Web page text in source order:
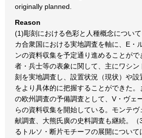
originally planned.
Reason
(1)彫刻における色彩と人種概念につい
カ合衆国における実地調査を軸に、E・
ンの資料収集を予定通り進めることがで
者・兵士等の表象に関して、主にワシ
刻を実地調査し、設置状況（現状）や設
をより具体的に把握することができた。
の欧州調査の予備調査として、V・ヴェ
らの資料収集を開始している。モンテヴ
献調査、大熊氏廣の史料調査も継続。（
るトルソ・断片モチーフの展開について